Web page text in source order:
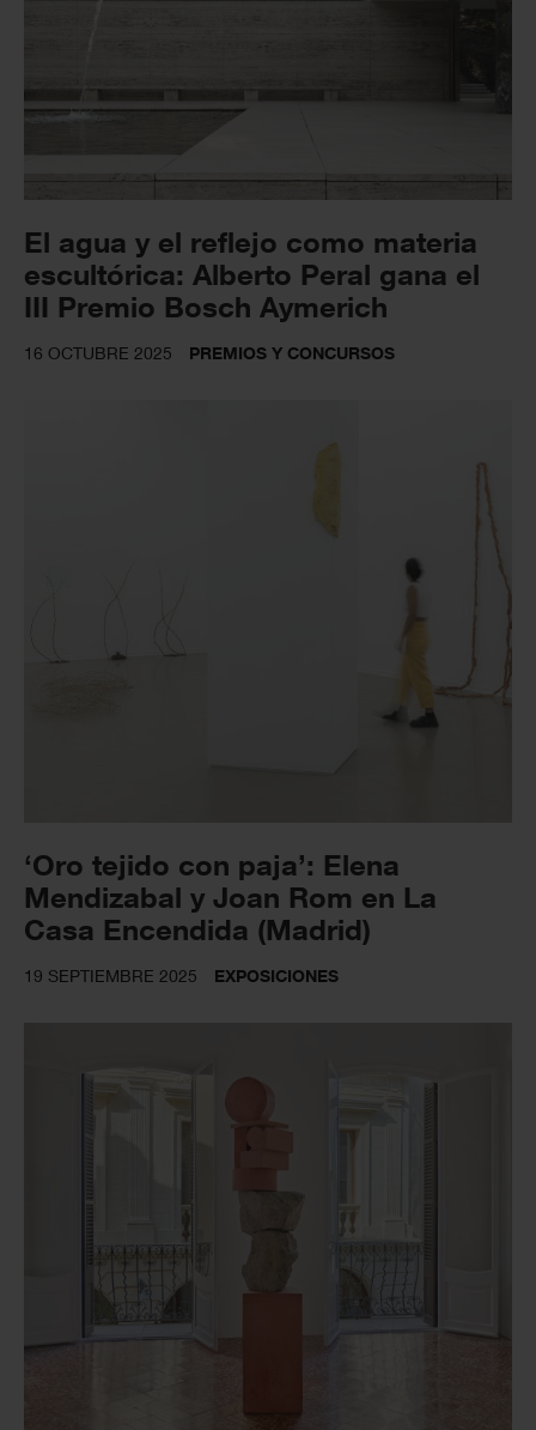
El agua y el reflejo como materia
escultórica: Alberto Peral gana el
III Premio Bosch Aymerich
16 OCTUBRE 2025 PREMIOS Y CONCURSOS
‘Oro tejido con paja’: Elena
Mendizabal y Joan Rom en La
Casa Encendida (Madrid)
19 SEPTIEMBRE 2025 EXPOSICIONES